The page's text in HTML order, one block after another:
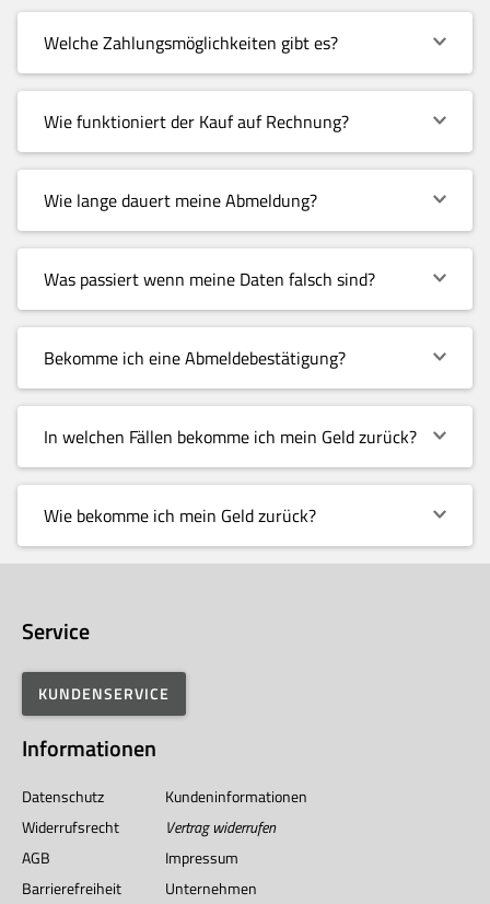
Welche Zahlungsmöglichkeiten gibt es?
Wie funktioniert der Kauf auf Rechnung?
Wie lange dauert meine Abmeldung?
Was passiert wenn meine Daten falsch sind?
Bekomme ich eine Abmeldebestätigung?
In welchen Fällen bekomme ich mein Geld zurück?
Wie bekomme ich mein Geld zurück?
Service
KUNDENSERVICE
Informationen
Datenschutz
Kundeninformationen
Widerrufsrecht
Vertrag widerrufen
AGB
Impressum
Barrierefreiheit
Unternehmen